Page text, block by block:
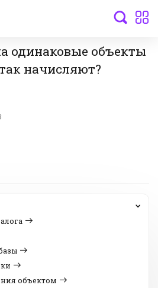
одинаковые объекты
начисляют?
объектом